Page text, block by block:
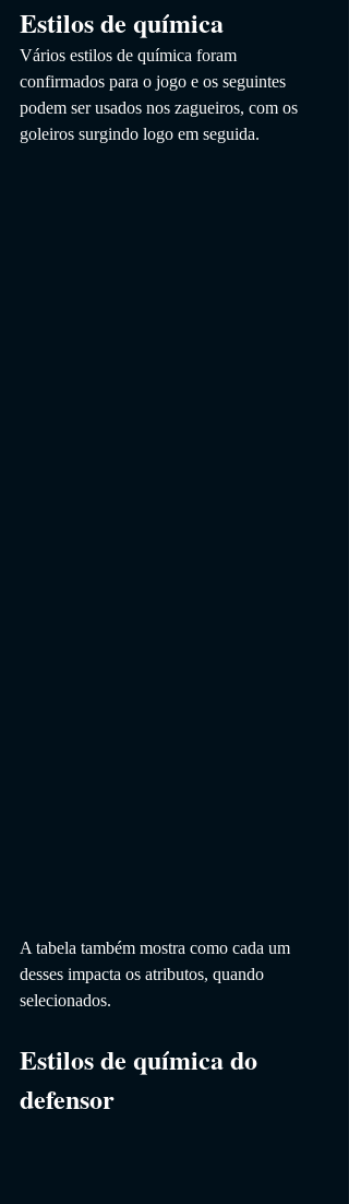
Estilos de química
Vários estilos de química foram
confirmados para o jogo e os seguintes
podem ser usados ​​nos zagueiros, com os
goleiros surgindo logo em seguida.
A tabela também mostra como cada um
desses impacta os atributos, quando
selecionados.
Estilos de química do
defensor